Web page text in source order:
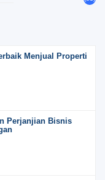
Menjual Properti
Perjanjian Bisnis